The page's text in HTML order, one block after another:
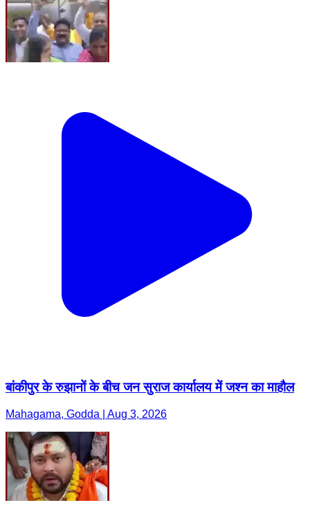
बांकीपुर के रुझानों के बीच जन सुराज कार्यालय में जश्न का माहौल
Mahagama, Godda | Aug 3, 2026